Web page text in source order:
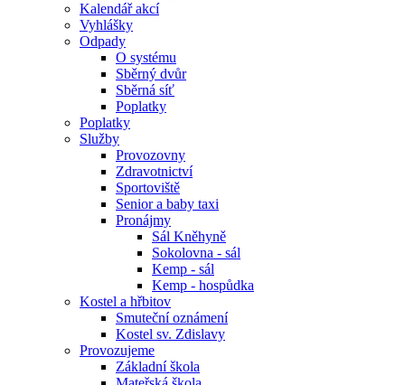
Kalendář akcí
Vyhlášky
Odpady
O systému
Sběrný dvůr
Sběrná síť
Poplatky
Poplatky
Služby
Provozovny
Zdravotnictví
Sportoviště
Senior a baby taxi
Pronájmy
Sál Kněhyně
Sokolovna - sál
Kemp - sál
Kemp - hospůdka
Kostel a hřbitov
Smuteční oznámení
Kostel sv. Zdislavy
Provozujeme
Základní škola